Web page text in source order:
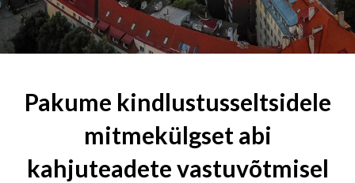
Pakume kindlustusseltsidele
mitmekülgset abi
kahjuteadete vastuvõtmisel